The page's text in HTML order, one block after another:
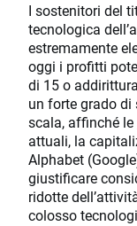
I sostenitori del
tecnologica
estremamente
oggi i profitti
di 15 o
un forte grado di
scala, affinché le
attuali, la
Alphabet
giustificare
ridotte
colosso